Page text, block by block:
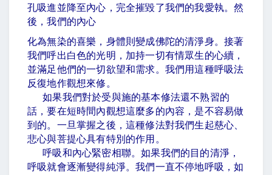
孔吸進並降至內心，完全摧毀了我們的我愛執。然
後，我們的內心
化為無染的喜樂，身體則變成佛陀的清淨身。接著
我們呼出白色的光明，加持一切有情眾生的心續，
並滿足他們的一切欲望和需求。我們用這種呼吸法
反復地作觀想來修。
如果我們對於受與施的基本修法還不熟習的
話，要在短時間內觀想這麼多的內容，是不容易做
到的。一旦掌握之後，這種修法對我們生起慈心、
悲心與菩提心具有特別的作用。
呼吸和內心緊密相聯。如果我們的目的清淨，
呼吸就會逐漸變得純淨。我們一直不停地呼吸，如